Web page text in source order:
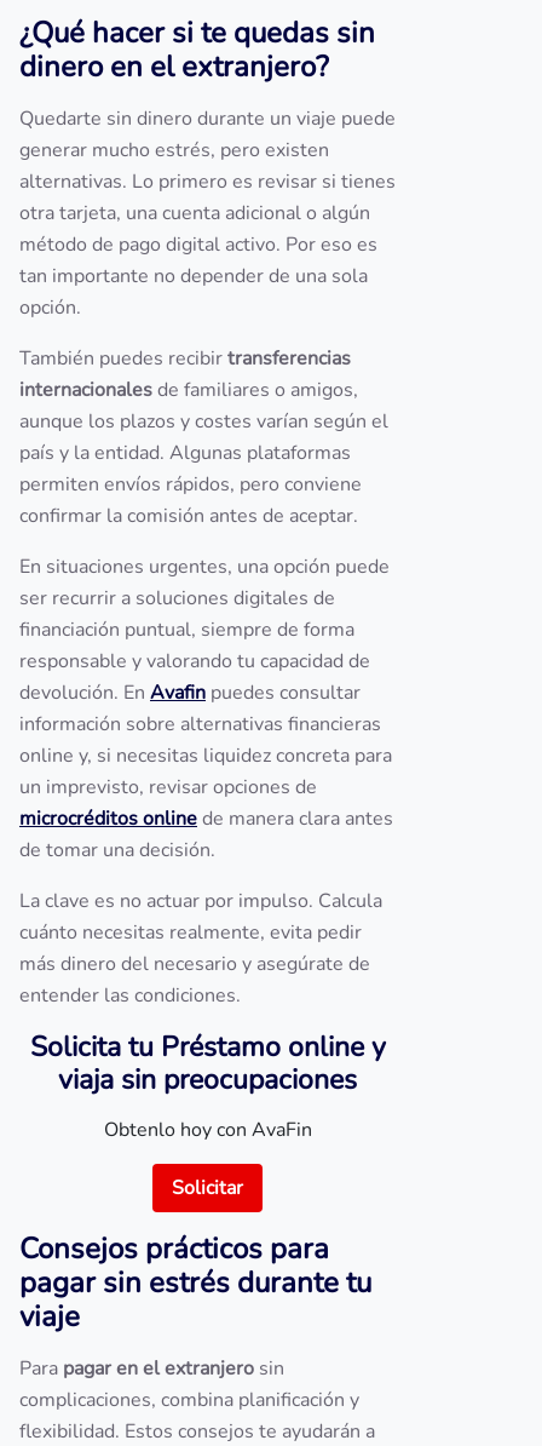
¿Qué hacer si te quedas sin
dinero en el extranjero?
Quedarte sin dinero durante un viaje puede
generar mucho estrés, pero existen
alternativas. Lo primero es revisar si tienes
otra tarjeta, una cuenta adicional o algún
método de pago digital activo. Por eso es
tan importante no depender de una sola
opción.
También puedes recibirtransferencias
internacionalesde familiares o amigos,
aunque los plazos y costes varían según el
país y la entidad. Algunas plataformas
permiten envíos rápidos, pero conviene
confirmar la comisión antes de aceptar.
En situaciones urgentes, una opción puede
ser recurrir a soluciones digitales de
financiación puntual, siempre de forma
responsable y valorando tu capacidad de
devolución. En Avafin puedes consultar
información sobre alternativas financieras
online y, si necesitas liquidez concreta para
un imprevisto, revisar opciones de
microcréditos onlinede manera clara antes
de tomar una decisión.
La clave es no actuar por impulso. Calcula
cuánto necesitas realmente, evita pedir
más dinero del necesario y asegúrate de
entender las condiciones.
Solicita tu Préstamo online y
viaja sin preocupaciones
Obtenlo hoy con AvaFin
Solicitar
Consejos prácticos para
pagar sin estrés durante tu
viaje
Para pagar en el extranjero sin
complicaciones, combina planificación y
flexibilidad. Estos consejos te ayudarán a